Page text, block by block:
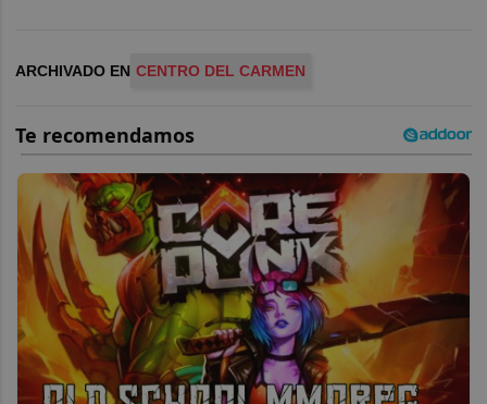
ARCHIVADO EN CENTRO DEL CARMEN